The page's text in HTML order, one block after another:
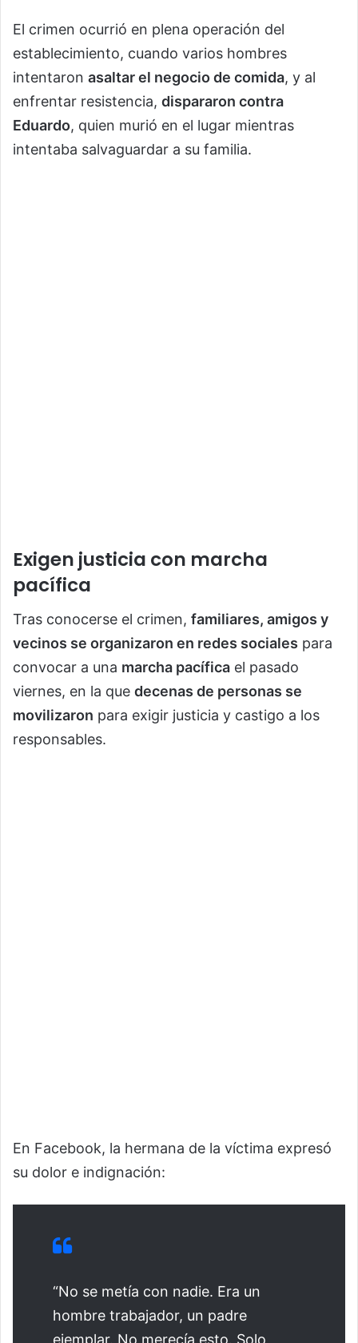
El crimen ocurrió en plena operación del
establecimiento, cuando varios hombres
intentaron asaltar el negocio de comida, y al
enfrentar resistencia, dispararon contra
Eduardo, quien murió en el lugar mientras
intentaba salvaguardar a su familia.
Exigen justicia con marcha
pacífica
Tras conocerse el crimen, familiares, amigos y
vecinos se organizaron en redes sociales para
convocar a una marcha pacífica el pasado
viernes, en la que decenas de personas se
movilizaron para exigir justicia y castigo a los
responsables.
En Facebook, la hermana de la víctima expresó
su dolor e indignación:
“No se metía con nadie. Era un
hombre trabajador, un padre
ejemplar. No merecía esto. Solo